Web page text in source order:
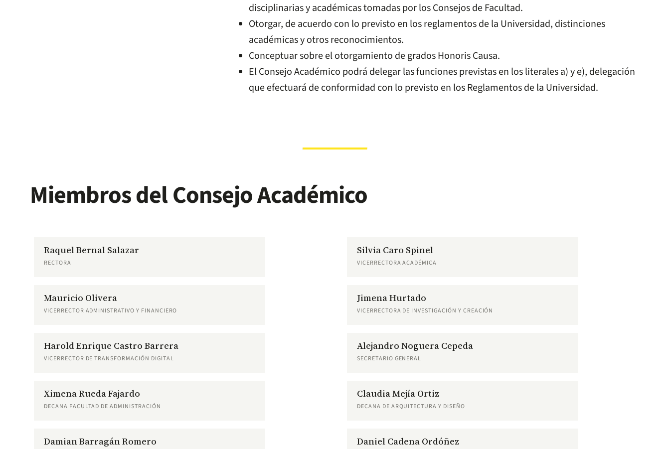
disciplinarias y académicas tomadas por los Consejos de Facultad.
Otorgar, de acuerdo con lo previsto en los reglamentos de la Universidad, distinciones
académicas y otros reconocimientos.
Conceptuar sobre el otorgamiento de grados Honoris Causa.
El Consejo Académico podrá delegar las funciones previstas en los literales a) y e), delegación
que efectuará de conformidad con lo previsto en los Reglamentos de la Universidad.
Miembros del Consejo Académico
Raquel Bernal Salazar
RECTORA
Mauricio Olivera
VICERRECTOR ADMINISTRATIVO Y FINANCIERO
Harold Enrique Castro Barrera
VICERRECTOR DE TRANSFORMACIÓN DIGITAL
Ximena Rueda Fajardo
DECANA FACULTAD DE ADMINISTRACIÓN
Damian Barragán Romero
Silvia Caro Spinel
VICERRECTORA ACADÉMICA
Jimena Hurtado
VICERRECTORA DE INVESTIGACIÓN Y CREACIÓN
Alejandro Noguera Cepeda
SECRETARIO GENERAL
Claudia Mejía Ortiz
DECANA DE ARQUITECTURA Y DISEÑO
Daniel Cadena Ordóñez